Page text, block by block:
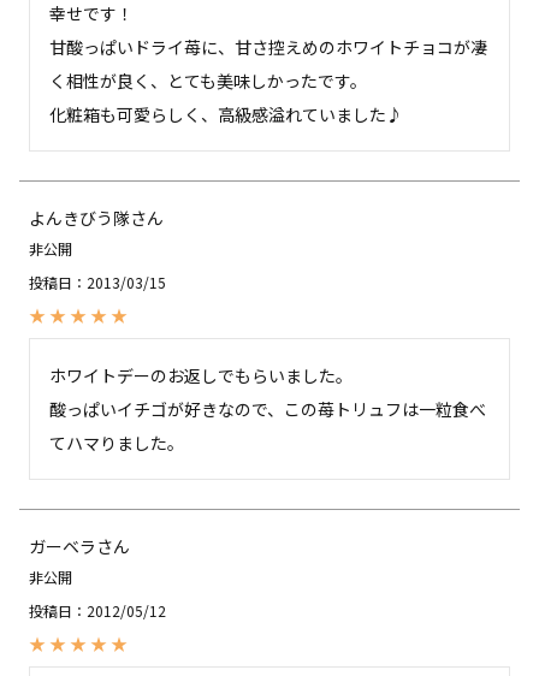
幸せです！
甘酸っぱいドライ苺に、甘さ控えめのホワイトチョコが凄
く相性が良く、とても美味しかったです。
化粧箱も可愛らしく、高級感溢れていました♪
よんきびう隊
非公開
投稿日
2013/03/15
ホワイトデーのお返しでもらいました。
酸っぱいイチゴが好きなので、この苺トリュフは一粒食べ
てハマりました。
ガーベラ
非公開
投稿日
2012/05/12